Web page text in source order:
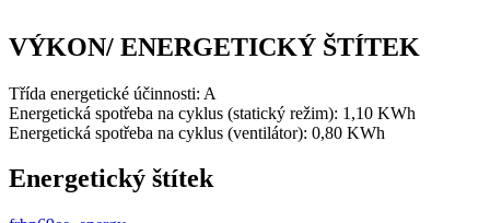
VÝKON/ ENERGETICKÝ ŠTÍTEK
Třída energetické účinnosti: A
Energetická spotřeba na cyklus (statický režim): 1,10 KWh
Energetická spotřeba na cyklus (ventilátor): 0,80 KWh
Energetický štítek